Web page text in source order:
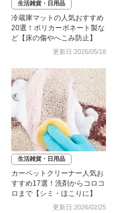
生活雑貨・日用品
冷蔵庫マットの人気おすすめ
20選！ポリカーボネート製な
ど【床の傷やへこみ防止】
更新日:2026/05/18
生活雑貨・日用品
カーペットクリーナー人気お
すすめ17選！洗剤からコロコ
ロまで【シミ・ほこりに】
更新日:2026/02/25